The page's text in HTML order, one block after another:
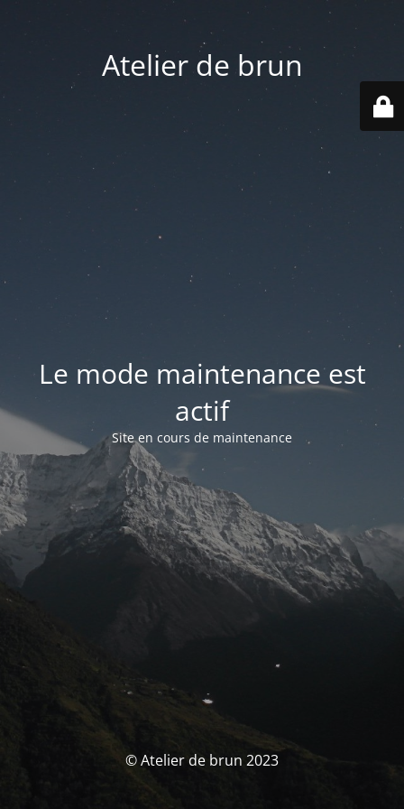
Atelier de brun
Le mode maintenance est
actif
Site en cours de maintenance
© Atelier de brun 2023